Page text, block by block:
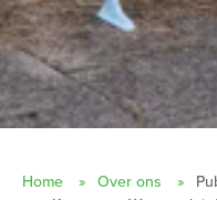
Home Over ons